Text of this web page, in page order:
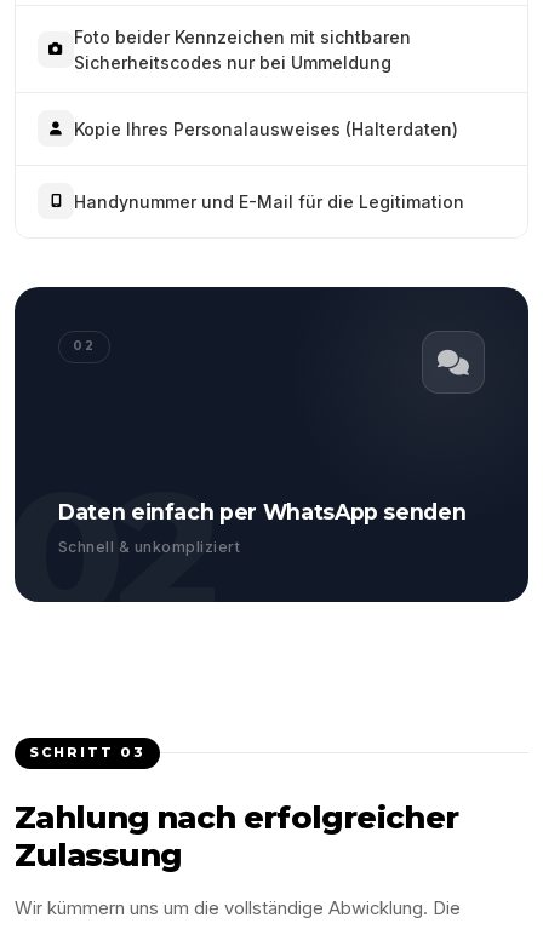
Foto beider Kennzeichen mit sichtbaren
Sicherheitscodes nur bei Ummeldung
Kopie Ihres Personalausweises (Halterdaten)
Handynummer und E-Mail für die Legitimation
02
02
Daten einfach per WhatsApp senden
Schnell & unkompliziert
SCHRITT 03
Zahlung nach erfolgreicher
Zulassung
Wir kümmern uns um die vollständige Abwicklung. Die